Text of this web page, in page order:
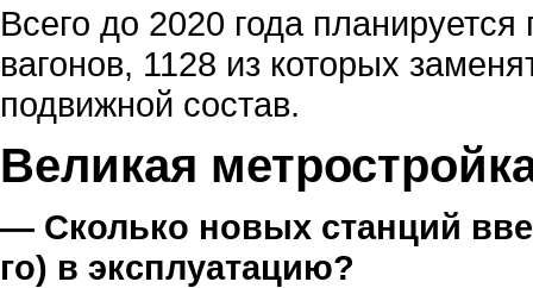
Всего до 2020 года
вагонов, 1128 из которых
подвижной состав.
Великая
— Сколько новых станций
го) в эксплуатацию?